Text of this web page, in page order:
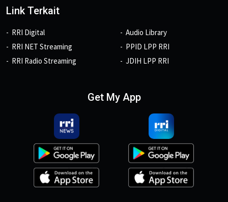
Link Terkait
RRI Digital
RRI NET Streaming
RRI Radio Streaming
Audio Library
PPID LPP RRI
JDIH LPP RRI
Get My App